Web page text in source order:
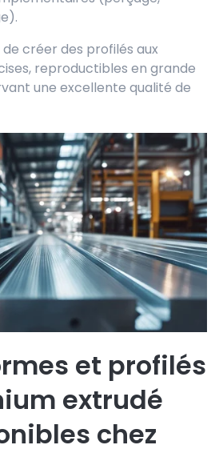
créer des profilés aux
reproductibles en grande
une excellente qualité de
et profilés
extrudé
chez